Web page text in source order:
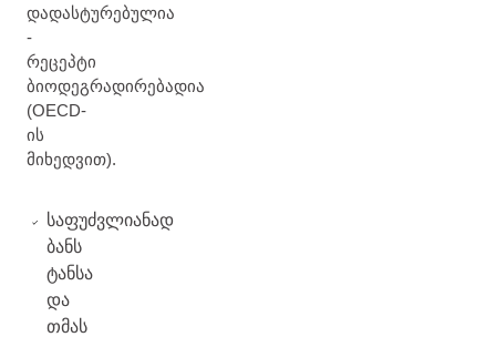
დადასტურებულია
-
რეცეპტი
ბიოდეგრადირებადია
(OECD-
ის
მიხედვით).
საფუძვლიანად
ბანს
ტანსა
და
თმას